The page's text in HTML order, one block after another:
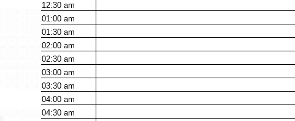
12:30am
01:00am
01:30am
02:00am
02:30am
03:00am
03:30am
04:00am
04:30am